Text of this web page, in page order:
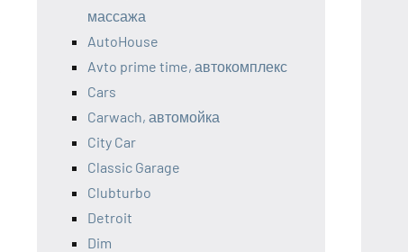
массажа
AutoHouse
Avto prime time, автокомплекс
Cars
Carwach, автомойка
City Car
Classic Garage
Clubturbo
Detroit
Dim